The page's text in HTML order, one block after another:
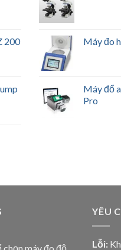
200 Máy đo
Máy đổ
Pro
chọn máy đo độ
YÊU
Lỗi: